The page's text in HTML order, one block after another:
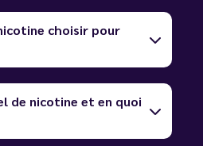
choisir pour
de nicotine et en quoi